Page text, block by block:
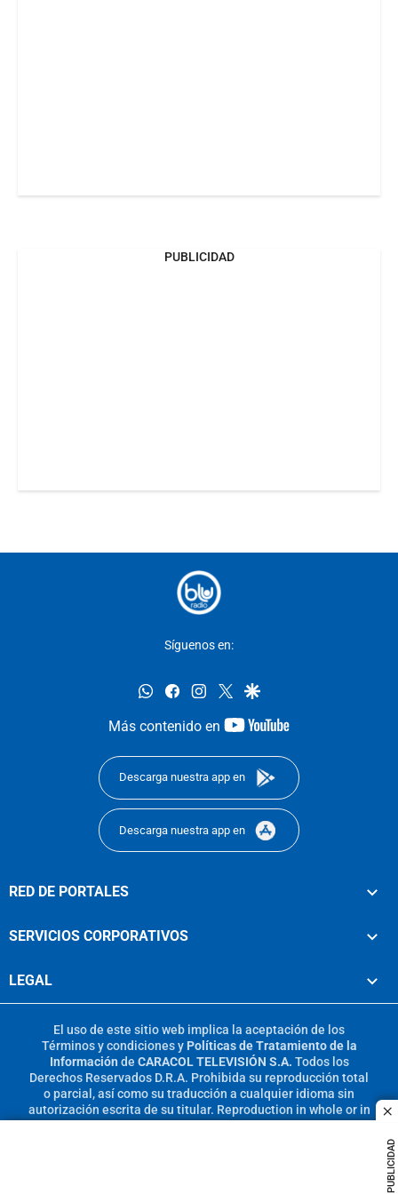
PUBLICIDAD
PUBLICIDAD
Síguenos en:
whatsappfacebookinstagram
twittergoogle
Más contenido en
youtube-
Descarga nuestra app en
Descarga nuestra app en
RED DE PORTALES
SERVICIOS CORPORATIVOS
LEGAL
El uso de este sitio web implica la aceptación de los
Términos y condicionesy Políticas de Tratamiento de la
Información de CARACOL TELEVISIÓN S.A. Todos los
Derechos Reservados D.R.A. Prohibida su reproducción total
o parcial, así como su traducción a cualquier idioma sin
autorización escrita de su titular. Reproduction in whole or in